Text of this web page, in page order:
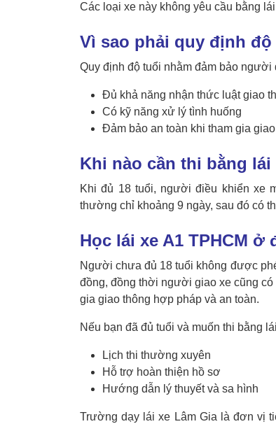
Các loại xe này không yêu cầu bằng
Vì sao phải quy định
Quy định độ tuổi nhằm đảm bảo
Đủ khả năng nhận thức luật giao
Có kỹ năng xử lý tình huống
Đảm bảo an toàn khi tham gia
Khi nào cần thi bằng lái
Khi đủ 18 tuổi, người điều khiển xe
thường chỉ khoảng 9 ngày, sau đó có
Học lái xe A1 TPHCM ở
Người chưa đủ 18 tuổi không được
đồng, đồng thời người giao xe cũng
gia giao thông hợp pháp và an toàn.
Nếu bạn đã đủ tuổi và muốn thi bằng
Lịch thi thường xuyên
Hỗ trợ hoàn thiện hồ sơ
Hướng dẫn lý thuyết và sa hình
Trường dạy lái xe Lâm Gia là đơn vị